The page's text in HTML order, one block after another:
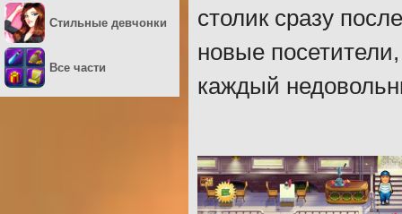
столик сразу
новые
каждый
Стильные девчонки
Все части